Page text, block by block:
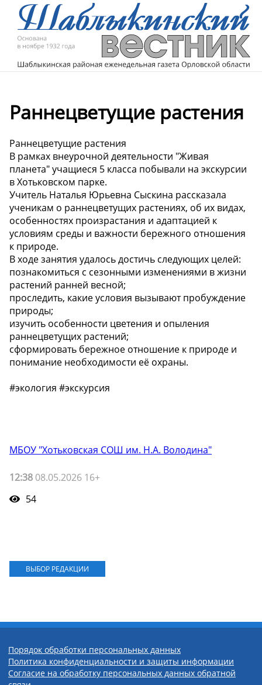
Раннецветущие растения
Раннецветущие растения
В рамках внеурочной деятельности "Живая
планета" учащиеся 5 класса побывали на экскурсии
в Хотьковском парке.
Учитель Наталья Юрьевна Сыскина рассказала
ученикам о раннецветущих растениях, об их видах,
особенностях произрастания и адаптацией к
условиям среды и важности бережного отношения
к природе.
В ходе занятия удалось достичь следующих целей:
познакомиться с сезонными изменениями в жизни
растений ранней весной;
проследить, какие условия вызывают пробуждение
природы;
изучить особенности цветения и опыления
раннецветущих растений;
сформировать бережное отношение к природе и
понимание необходимости её охраны.
#экология #экскурсия
МБОУ "Хотьковская СОШ им. Н.А. Володина"
12:38 08.05.2026 16+
54
ВЫБОР РЕДАКЦИИ
Порядок обработки персональных данных
Политика конфиденциальности и защиты информации
Согласие на обработку персональных данных обратной